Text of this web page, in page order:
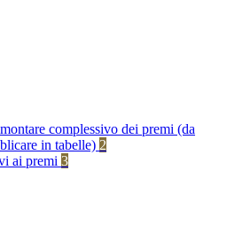
complessivo dei premi (da
in tabelle) 2
ai premi 3